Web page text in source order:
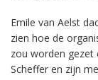
Emile van Aelst
zien hoe de
zou worden gezet
Scheffer en zijn